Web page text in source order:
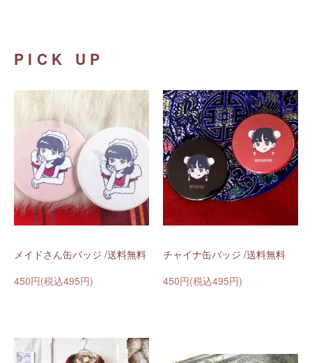
PICK UP
メイドさん缶バッジ /送料無料
450円(税込495円)
チャイナ缶バッジ /送料無料
450円(税込495円)